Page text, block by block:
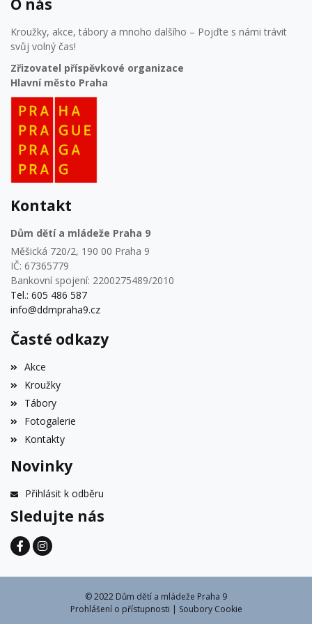
Kroužky, akce, tábory a mnoho dalšího – Pojďte s námi trávit
svůj volný čas!
Zřizovatel příspěvkové organizace
Hlavní město Praha
Kontakt
Dům dětí a mládeže Praha 9
Měšická 720/2, 190 00 Praha 9
IČ: 67365779
Bankovní spojení: 2200275489/2010
Tel.: 605 486 587
info@ddmpraha9.cz
Časté odkazy
Akce
Kroužky
Tábory
Fotogalerie
Kontakty
Novinky
Přihlásit k odběru
Sledujte nás
© 2022 Dům dětí a mládeže Praha 9
Prohlášení o přístupnosti | Soubory Cookie